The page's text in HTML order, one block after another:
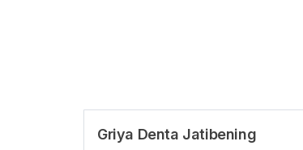
Griya Denta Jatibening